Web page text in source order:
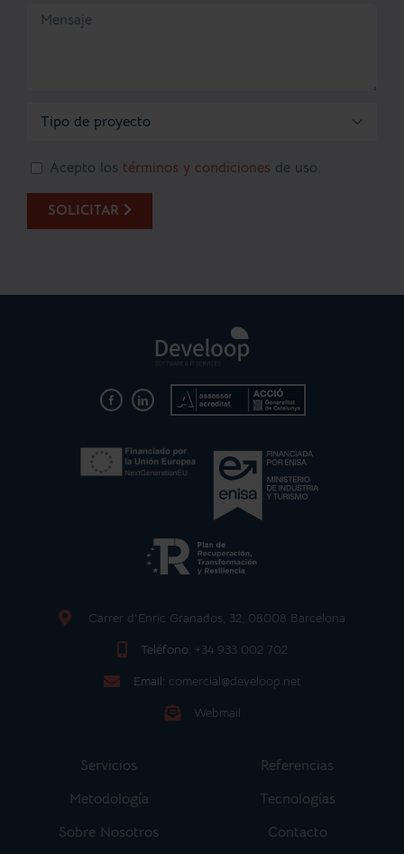

Acepto los términos y condiciones de uso.
SOLICITAR
Carrer d'Enric Granados, 32, 08008 Barcelona
Teléfono: +34 933 002 702
Email: comercial@develoop.net
Webmail
Servicios
Referencias
Metodología
Tecnologías
Sobre Nosotros
Contacto